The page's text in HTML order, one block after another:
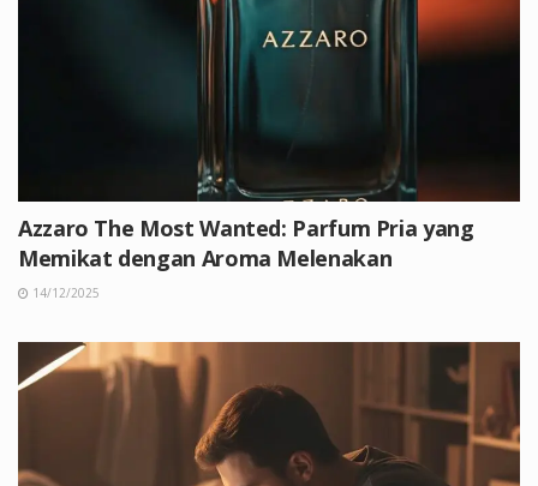
Azzaro The Most Wanted: Parfum Pria yang
Memikat dengan Aroma Melenakan
14/12/2025